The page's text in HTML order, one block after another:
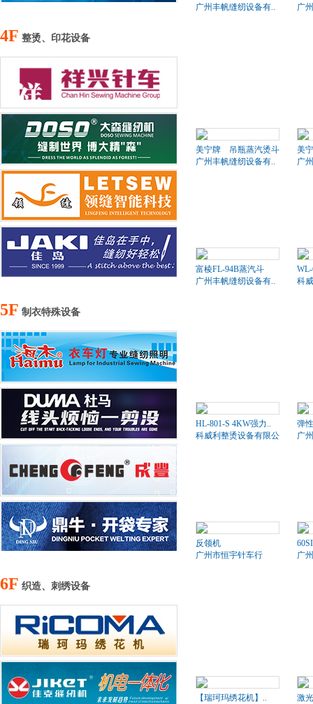
广州丰帆缝纫设备有.. 广
4F 整烫、印花设备
美宁牌 吊瓶蒸汽烫斗
广州丰帆缝纫设备有..
美
广
富棱FL-94B蒸汽斗
广州丰帆缝纫设备有..
科
5F 制衣特殊设备
HL-801-S 4KW强力..
科威利整烫设备有限公司
弹
广
反领机
广州市恒宇针车行
广
6F 织造、刺绣设备
【瑞珂玛绣花机】..
激